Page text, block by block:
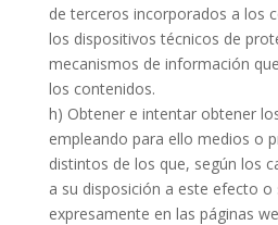
de terceros incorporados a los
los dispositivos técnicos de
mecanismos de información
los contenidos.
h) Obtener e intentar obtener
empleando para ello medios o
distintos de los que, según los
a su disposición a este efecto o
expresamente en las páginas